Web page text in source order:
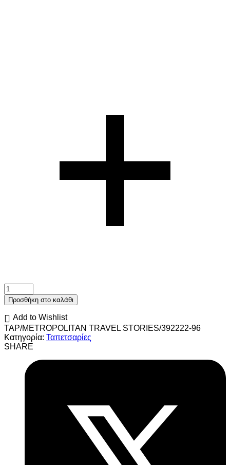
Προσθήκη στο καλάθι
Add to Wishlist
TAP/METROPOLITAN TRAVEL STORIES/392222-96
Κατηγορία: Ταπετσαρίες
SHARE